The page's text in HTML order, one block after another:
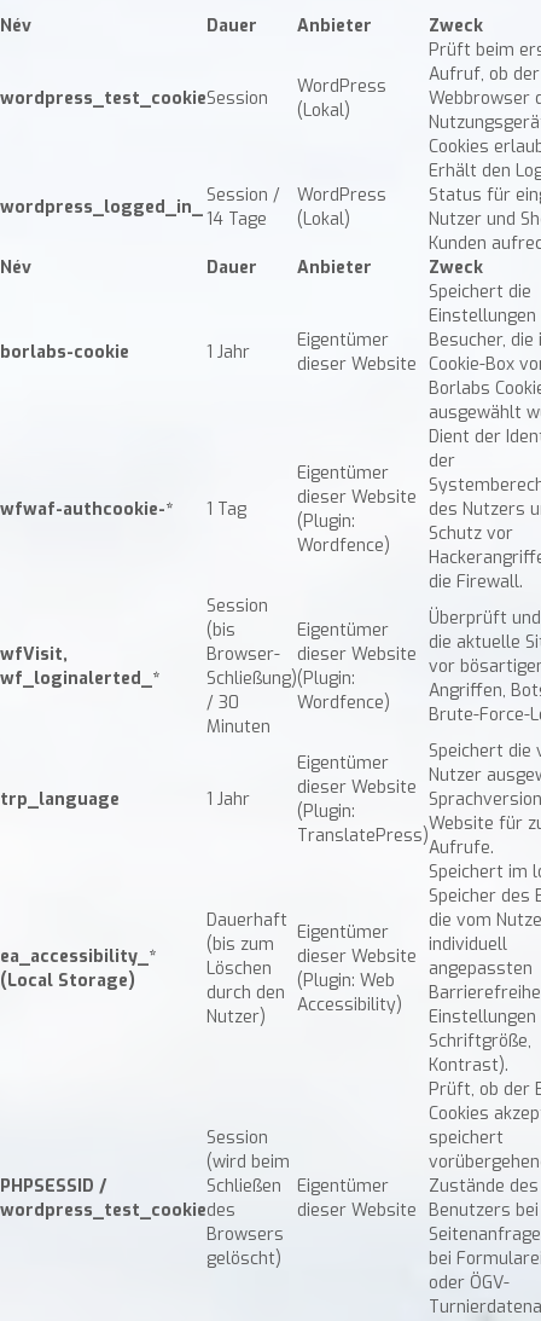
Név
Dauer Anbieter Zweck
wordpress_test_cookieSession
WordPress
(Lokal)
Prüft beim
Aufruf, ob der
Webbrowser
Cookies
wordpress_logged_in_
Session /
14 Tage
WordPress
(Lokal)
Erhält den
Status für
Nutzer und
Kunden
Név
Dauer Anbieter Zweck
borlabs-cookie 1 Jahr
Eigentümer
dieser Website
Speichert die
Besucher, die
Cookie-Box
Borlabs
ausgewählt
wfwaf-authcookie-* 1 Tag
Eigentümer
dieser Website
(Plugin:
Wordfence)
Dient der
der
des Nutzers
Schutz vor
die Firewall.
wfVisit,
wf_loginalerted_*
Session
(bis
Browser-
Schließung)
/ 30
Minuten
Eigentümer
dieser Website
(Plugin:
Wordfence)
Überprüft
die aktuelle
vor
Angriffen,
Brute-Force-
trp_language 1 Jahr
Eigentümer
dieser Website
(Plugin:
TranslatePress)
Speichert die
Nutzer
Website für
Aufrufe.
ea_accessibility_*
(Local Storage)
Dauerhaft
(bis zum
Löschen
durch den
Nutzer)
Eigentümer
dieser Website
(Plugin: Web
Accessibility)
Speichert im
Speicher des
die vom
individuell
angepassten
Einstellungen
Schriftgröße,
Kontrast).
PHPSESSID /
wordpress_test_cookie
Session
(wird beim
Schließen
des
Browsers
gelöscht)
Eigentümer
dieser Website
Prüft, ob der
Cookies
speichert
Zustände des
Benutzers bei
bei
oder ÖGV-